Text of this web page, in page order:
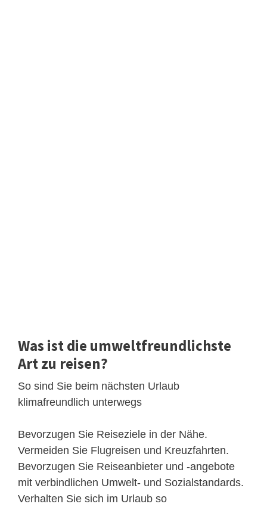
Was ist die umweltfreundlichste
Art zu reisen?
So sind Sie beim nächsten Urlaub
klimafreundlich unterwegs
Bevorzugen Sie Reiseziele in der Nähe.
Vermeiden Sie Flugreisen und Kreuzfahrten.
Bevorzugen Sie Reiseanbieter und -angebote
mit verbindlichen Umwelt- und Sozialstandards.
Verhalten Sie sich im Urlaub so